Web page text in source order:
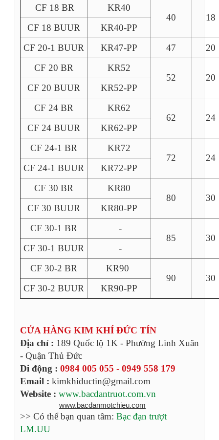
CF 18 BR
KR40
40
18
CF 18 BUUR
KR40-PP
CF 20-1 BUUR
KR47-PP 47
20
CF 20 BR
KR52
52
20
CF 20 BUUR
KR52-PP
CF 24 BR
KR62
62
24
CF 24 BUUR
KR62-PP
CF 24-1 BR
KR72
72
24
CF 24-1 BUUR
KR72-PP
CF 30 BR
KR80
80
30
CF 30 BUUR
KR80-PP
CF 30-1 BR
-
85
30
CF 30-1 BUUR
-
CF 30-2 BR
KR90
90
30
CF 30-2 BUUR
KR90-PP
CỬA HÀNG KIM KHÍ ĐỨC TÍN
Địa chỉ : 189 Quốc lộ 1K - Phường Linh Xuân
- Quận Thủ Đức
Di động : 0984 005 055 - 0949 558 179
Email : kimkhiductin@gmail.com
Website : www.bacdantruot.com.vn
www.bacdanmotchieu.com
>> Có thể bạn quan tâm: Bạc đạn trượt
LM.UU